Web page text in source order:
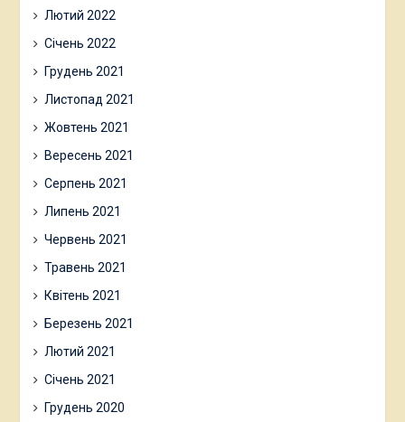
Лютий 2022
Січень 2022
Грудень 2021
Листопад 2021
Жовтень 2021
Вересень 2021
Серпень 2021
Липень 2021
Червень 2021
Травень 2021
Квітень 2021
Березень 2021
Лютий 2021
Січень 2021
Грудень 2020